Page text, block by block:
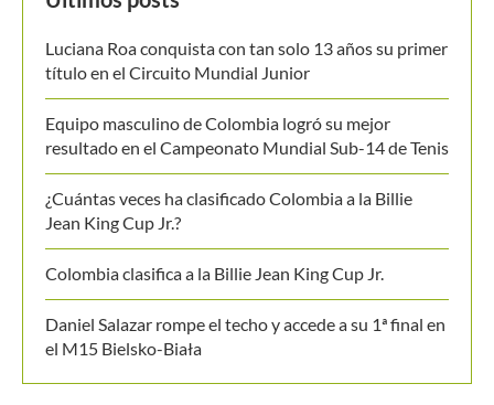
MANTENTE EN CONTACTO
Últimos posts
Luciana Roa conquista con tan solo 13 años su primer